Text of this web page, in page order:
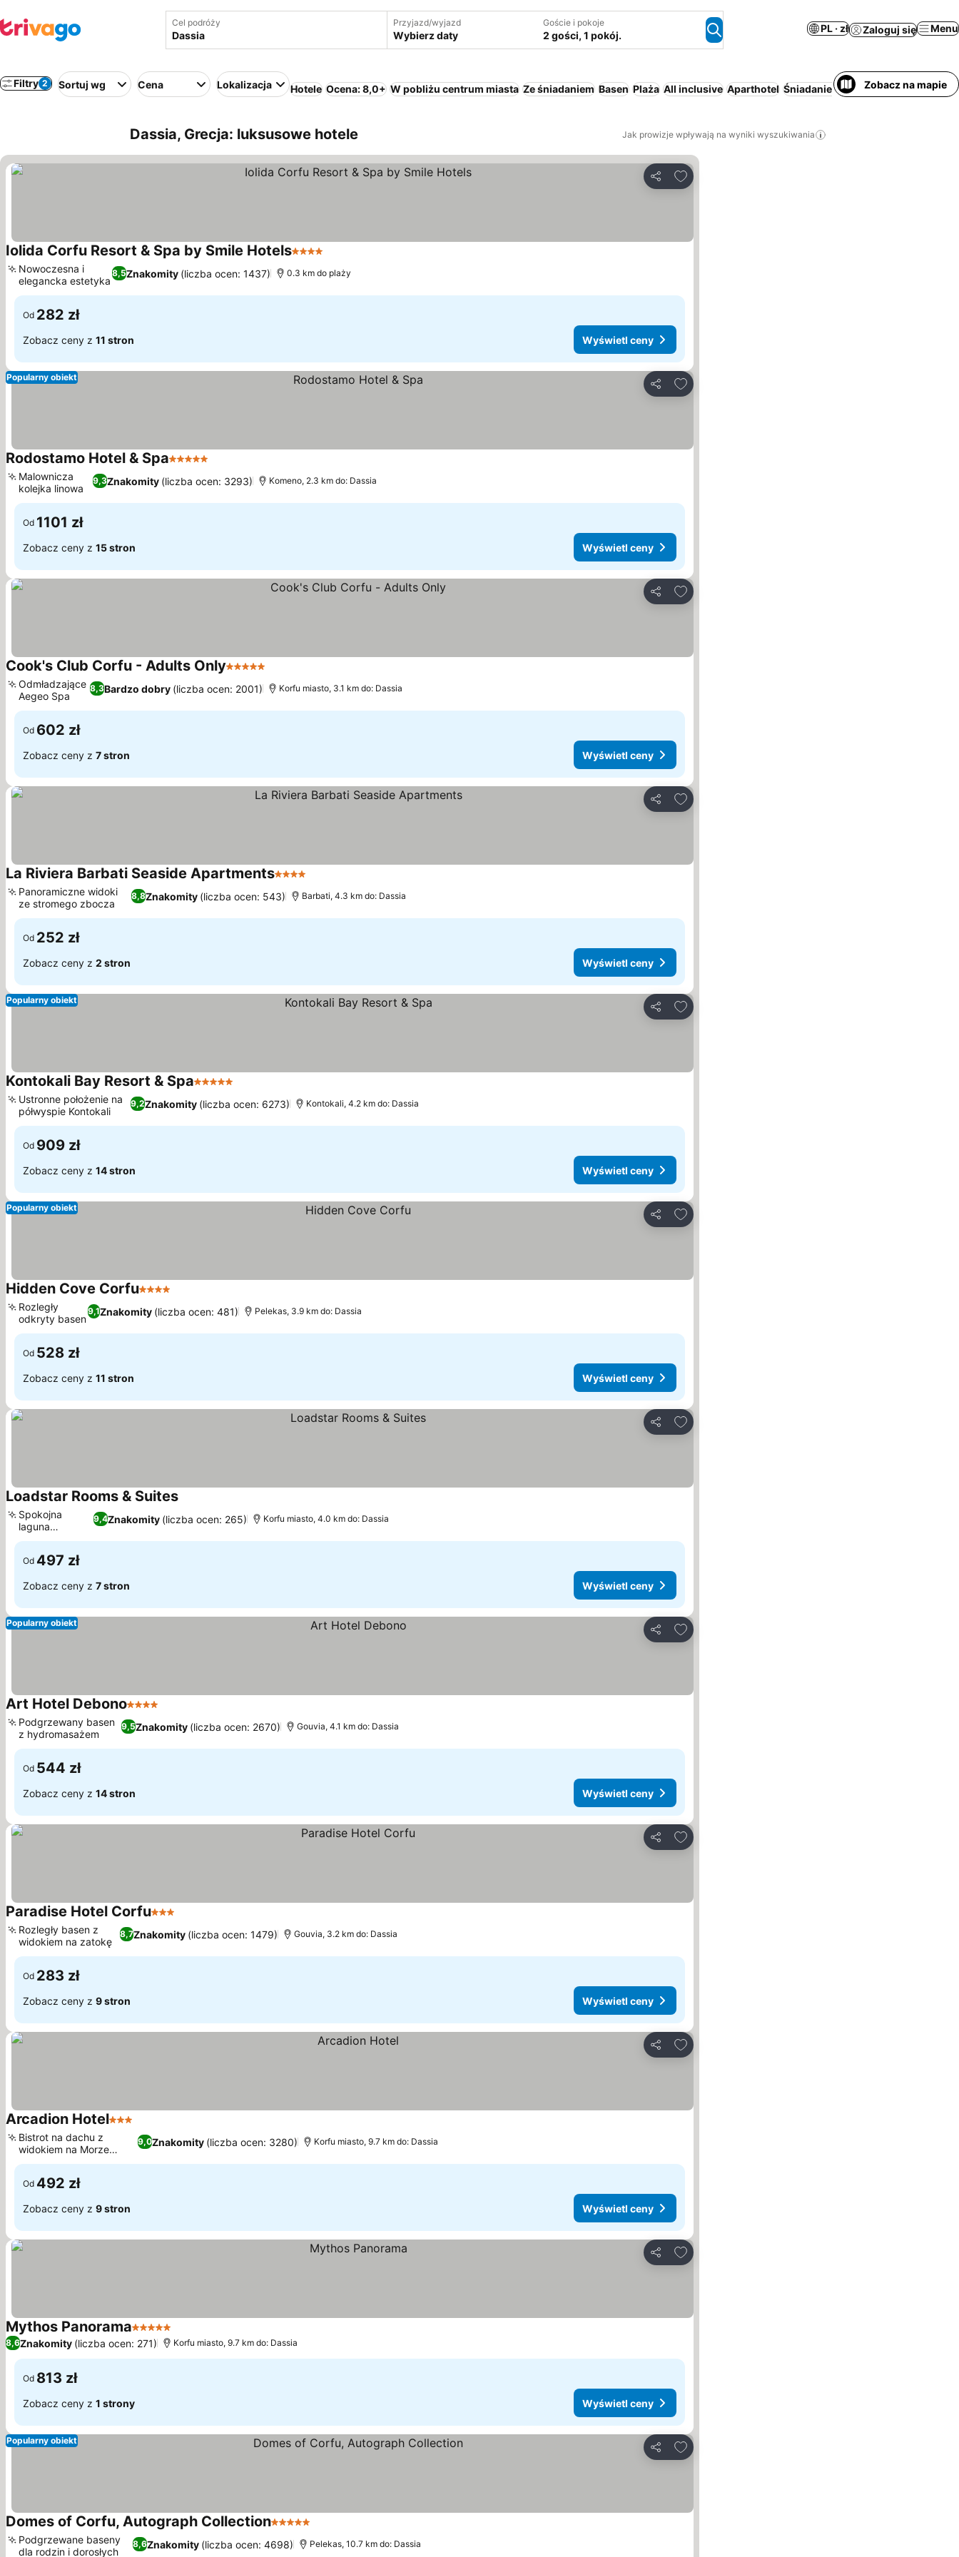
Cel podróży Przyjazd/wyjazd
Wybierz daty
Goście i pokoje
2 gości, 1 pokój.
PL · zł Zaloguj się Menu
Filtry 2 Sortuj wg Cena Lokalizacja Hotele Ocena: 8,0+ W pobliżu centrum miasta Ze śniadaniem Basen Plaża All inclusive Aparthotel Śniadanie i kolacja Cały dom/
Zobacz na mapie
Dassia, Grecja: luksusowe hotele Jak prowizje wpływają na wyniki wyszukiwania
Udostępnij
Dodaj do ulubionych
Iolida Corfu Resort & Spa by Smile Hotels4 Kategoria
8,5Znakomity (liczba ocen: 1437)
Nowoczesna i
elegancka estetyka
0.3 km do plaży
Od 282 zł
Zobacz ceny z 11 stron Wyświetl ceny
Udostępnij
Dodaj do ulubionych
Popularny obiekt
Rodostamo Hotel & Spa5 Kategoria
9,3Znakomity (liczba ocen: 3293)
Malownicza
kolejka linowa
Komeno, 2.3 km do: Dassia
Od 1101 zł
Zobacz ceny z 15 stron Wyświetl ceny
Udostępnij
Dodaj do ulubionych
Cook's Club Corfu - Adults Only5 Kategoria
8,3Bardzo dobry (liczba ocen: 2001)
Odmładzające
Aegeo Spa
Korfu miasto, 3.1 km do: Dassia
Od 602 zł
Zobacz ceny z 7 stron Wyświetl ceny
Udostępnij
Dodaj do ulubionych
La Riviera Barbati Seaside Apartments4 Kategoria
8,8Znakomity (liczba ocen: 543)
Panoramiczne widoki
ze stromego zbocza
Barbati, 4.3 km do: Dassia
Od 252 zł
Zobacz ceny z 2 stron Wyświetl ceny
Udostępnij
Dodaj do ulubionych
Popularny obiekt
Kontokali Bay Resort & Spa5 Kategoria
9,2Znakomity (liczba ocen: 6273)
Ustronne położenie na
półwyspie Kontokali
Kontokali, 4.2 km do: Dassia
Od 909 zł
Zobacz ceny z 14 stron Wyświetl ceny
Udostępnij
Dodaj do ulubionych
Popularny obiekt
Hidden Cove Corfu4 Kategoria
9,1Znakomity (liczba ocen: 481)
Rozległy
odkryty basen
Pelekas, 3.9 km do: Dassia
Od 528 zł
Zobacz ceny z 11 stron Wyświetl ceny
Udostępnij
Dodaj do ulubionych
Loadstar Rooms & Suites
9,4Znakomity (liczba ocen: 265)
Spokojna
laguna
Kontokali
Korfu miasto, 4.0 km do: Dassia
Od 497 zł
Zobacz ceny z 7 stron Wyświetl ceny
Udostępnij
Dodaj do ulubionych
Popularny obiekt
Art Hotel Debono4 Kategoria
9,5Znakomity (liczba ocen: 2670)
Podgrzewany basen
z hydromasażem
Gouvia, 4.1 km do: Dassia
Od 544 zł
Zobacz ceny z 14 stron Wyświetl ceny
Udostępnij
Dodaj do ulubionych
Paradise Hotel Corfu3 Kategoria
8,7Znakomity (liczba ocen: 1479)
Rozległy basen z
widokiem na zatokę
Gouvia, 3.2 km do: Dassia
Od 283 zł
Zobacz ceny z 9 stron Wyświetl ceny
Udostępnij
Dodaj do ulubionych
Arcadion Hotel3 Kategoria
9,0Znakomity (liczba ocen: 3280)
Bistrot na dachu z
widokiem na Morze
Jońskie
Korfu miasto, 9.7 km do: Dassia
Od 492 zł
Zobacz ceny z 9 stron Wyświetl ceny
Udostępnij
Dodaj do ulubionych
Mythos Panorama5 Kategoria
8,6Znakomity (liczba ocen: 271) Korfu miasto, 9.7 km do: Dassia
Od 813 zł
Zobacz ceny z 1 strony Wyświetl ceny
Udostępnij
Dodaj do ulubionych
Popularny obiekt
Domes of Corfu, Autograph Collection5 Kategoria
8,6Znakomity (liczba ocen: 4698)
Podgrzewane baseny
dla rodzin i dorosłych
Pelekas, 10.7 km do: Dassia